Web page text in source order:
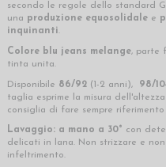
secondo le regole dello standard
una produzione equosolidale e
inquinanti.
Colore blu jeans melange, parte
tinta unita.
Disponibile 86/92 (1-2 anni), 98/
taglia esprime la misura
consiglia di fare sempre
Lavaggio: a mano a 30° con
delicati in lana. N on strizzare e
infeltrimento.